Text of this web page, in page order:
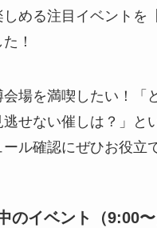
しめる注目イベントを
！
場を満喫したい！「
逃せない催しは？」と
ル確認にぜひお役立
のイベント（9:00〜